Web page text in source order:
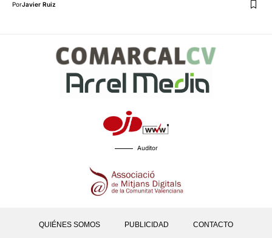
PorJavier Ruiz
Auditor
QUIÉNES SOMOS PUBLICIDAD CONTACTO